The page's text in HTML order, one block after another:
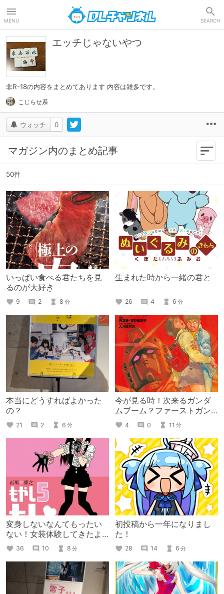
MENU SEARCH
エッチじゃないやつ
ウォッチ 0
非R-18の内容をまとめてあります 内容は雑多です。
こじらせ系
マガジン内のまとめ記事
50件
いっぱい食べる君たちを見
るのが大好き
9 2 8 分
生まれた時から一緒の君と
26 4 6 分
本当にどうすればよかった
の？
21 2 6 分
今が見る時！次来るガンダ
ムブーム？ファーストガン
ダムを見直そう！
4 0 11 分
変身しないなんてもったい
ない！女装体験してきたよ
って話
36 10 8 分
初投稿から一年になりまし
た！
28 14 6 分